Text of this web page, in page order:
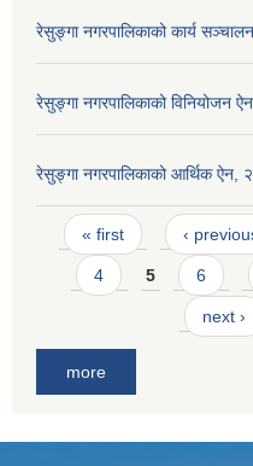
रेसुङ्गा नगरपालिकाको कार्य
रेसुङ्गा नगरपालिकाको विनियोजन
रेसुङ्गा नगरपालिकाको आर्थिक ऐन,
Pages
« first ‹
4 5 6
next ›
more